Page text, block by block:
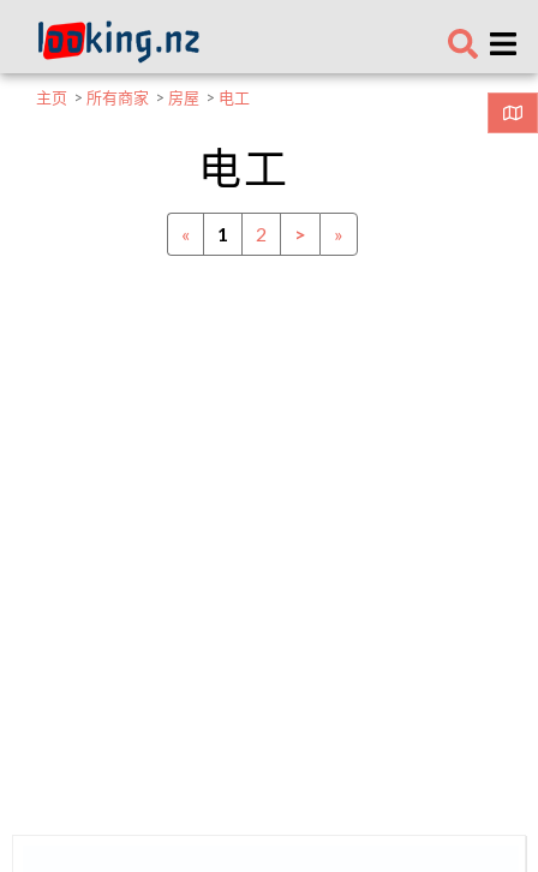
主页 > 所有商家 > 房屋 > 电工
电工
« 1 2 > »